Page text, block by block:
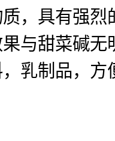
，具有强
与甜菜碱
乳制品，